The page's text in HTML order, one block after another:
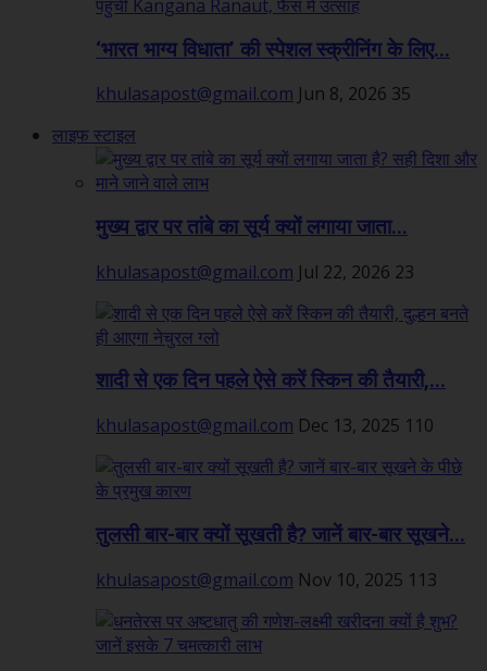
‘भारत भाग्य विधाता’ की स्पेशल स्क्रीनिंग के लिए...
khulasapost@gmail.com Jun 8, 2026 35
लाइफ स्टाइल
मुख्य द्वार पर तांबे का सूर्य क्यों लगाया जाता...
khulasapost@gmail.com Jul 22, 2026 23
शादी से एक दिन पहले ऐसे करें स्किन की तैयारी,...
khulasapost@gmail.com Dec 13, 2025 110
तुलसी बार-बार क्यों सूखती है? जानें बार-बार सूखने...
khulasapost@gmail.com Nov 10, 2025 113